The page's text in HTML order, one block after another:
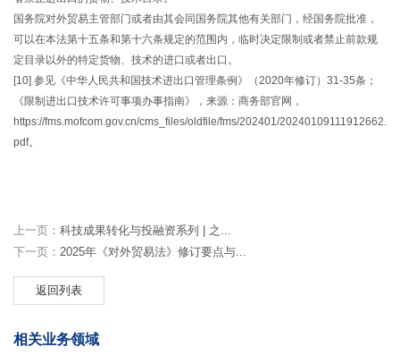
国务院对外贸易主管部门或者由其会同国务院其他有关部门，经国务院批准，
可以在本法第十五条和第十六条规定的范围内，临时决定限制或者禁止前款规
定目录以外的特定货物、技术的进口或者出口。
[10] 参见《中华人民共和国技术进出口管理条例》（2020年修订）31-35条；
《限制进出口技术许可事项办事指南》，来源：商务部官网，
https://fms.mofcom.gov.cn/cms_files/oldfile/fms/202401/20240109111912662.
pdf。
上一页： 科技成果转化与投融资系列 | 之...
下一页： 2025年《对外贸易法》修订要点与...
返回列表
相关业务领域